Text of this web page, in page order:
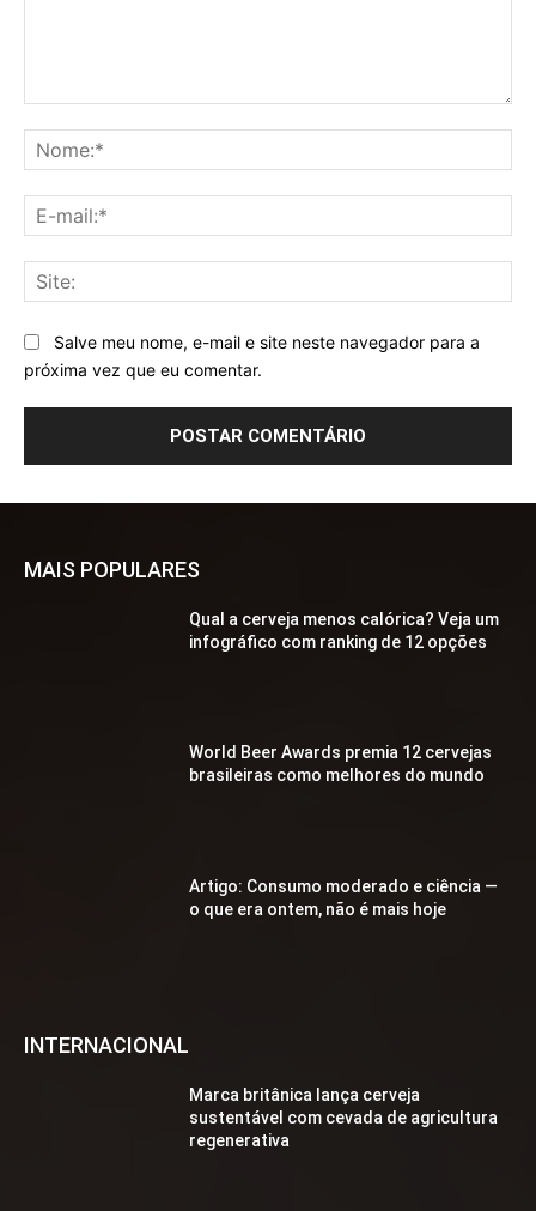
Salve meu nome, e-mail e site neste navegador para a
próxima vez que eu comentar.
MAIS POPULARES
Qual a cerveja menos calórica? Veja um
infográfico com ranking de 12 opções
World Beer Awards premia 12 cervejas
brasileiras como melhores do mundo
Artigo: Consumo moderado e ciência —
o que era ontem, não é mais hoje
INTERNACIONAL
Marca britânica lança cerveja
sustentável com cevada de agricultura
regenerativa